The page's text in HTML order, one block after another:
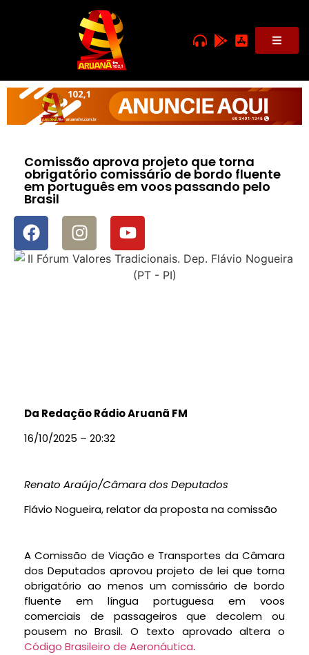
Comissão aprova projeto que torna
obrigatório comissário de bordo fluente
em português em voos passando pelo
Brasil
Da Redação Rádio Aruanã FM
16/10/2025 – 20:32
Renato Araújo/Câmara dos Deputados
Flávio Nogueira, relator da proposta na comissão
A Comissão de Viação e Transportes da Câmara
dos Deputados aprovou projeto de lei que torna
obrigatório ao menos um comissário de bordo
fluente em língua portuguesa em voos
comerciais de passageiros que decolem ou
pousem no Brasil. O texto aprovado altera o
Código Brasileiro de Aeronáutica.